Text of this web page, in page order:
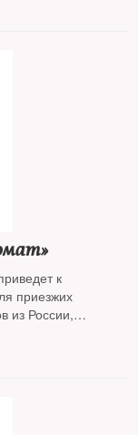
к
приезжих
из России,